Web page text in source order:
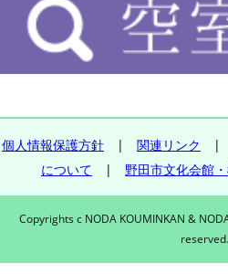
個人情報保護方針 | 関連リンク |
について | 野田市文化会館
Copyrights c NODA KOUMINKAN &
reserved.